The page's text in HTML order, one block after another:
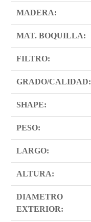
MADERA:
MAT. BOQUILLA:
FILTRO:
GRADO/CALIDAD:
SHAPE:
PESO:
LARGO:
ALTURA:
DIAMETRO
EXTERIOR: